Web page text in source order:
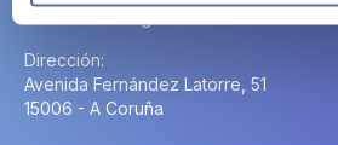
Dirección:
Avenida Fernández Latorre, 51
15006 - A Coruña